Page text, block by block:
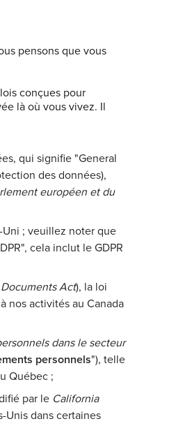
pensons que vous
conçues pour
là où vous vivez. Il
qui signifie "General
des données),
européen et du
Uni ; veuillez noter que
cela inclut le GDPR
Act), la loi
nos activités au Canada
dans le secteur
personnels"), telle
Québec ;
par le California
Unis dans certaines